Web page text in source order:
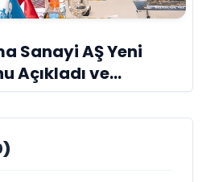
Sanayi AŞ Yeni
Açıkladı ve
Küresel Vizyon